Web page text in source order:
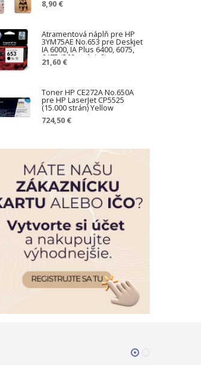
8,90 €
Atramentová náplň pre HP
3YM75AE No.653 pre Deskjet
IA 6000, IA Plus 6400, 6075,
6475 (360 strán), čierna
21,60 €
Toner HP CE272A No.650A
pre HP LaserJet CP5525
(15.000 strán) Yellow
724,50 €